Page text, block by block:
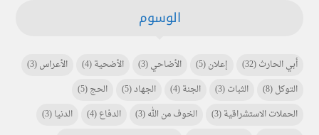
الوسوم
أبي الحارث(32) إعلان(5) الأضاحي(3) الأضحية(4) الأعراس(3)
التوكل(8) الثبات(3) الجنة(4) الجهاد(5) الحج(5)
الحملات الاستشراقية(3) الخوف من الله(3) الدفاع(4) الدنيا(3)